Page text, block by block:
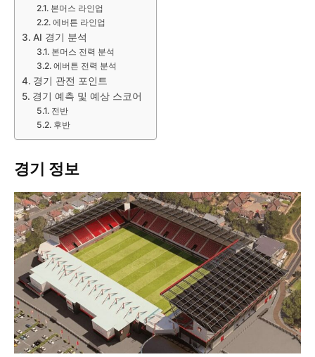
본머스 라인업
에버튼 라인업
AI 경기 분석
본머스 전력 분석
에버튼 전력 분석
경기 관전 포인트
경기 예측 및 예상 스코어
전반
후반
경기 정보